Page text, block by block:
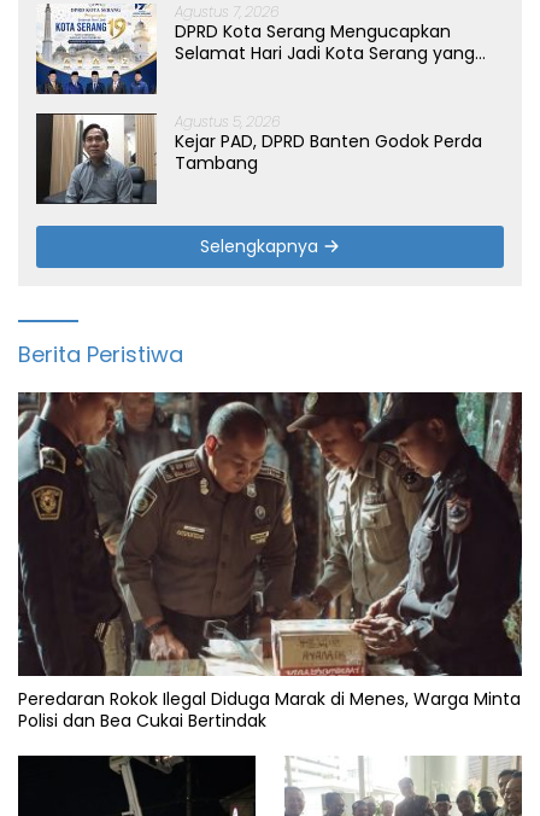
Agustus 7, 2026
DPRD Kota Serang Mengucapkan
Selamat Hari Jadi Kota Serang yang
Agustus 5, 2026
Kejar PAD, DPRD Banten Godok Perda
Tambang
Selengkapnya
Berita Peristiwa
Peredaran Rokok Ilegal Diduga Marak di Menes, Warga Minta
Polisi dan Bea Cukai Bertindak